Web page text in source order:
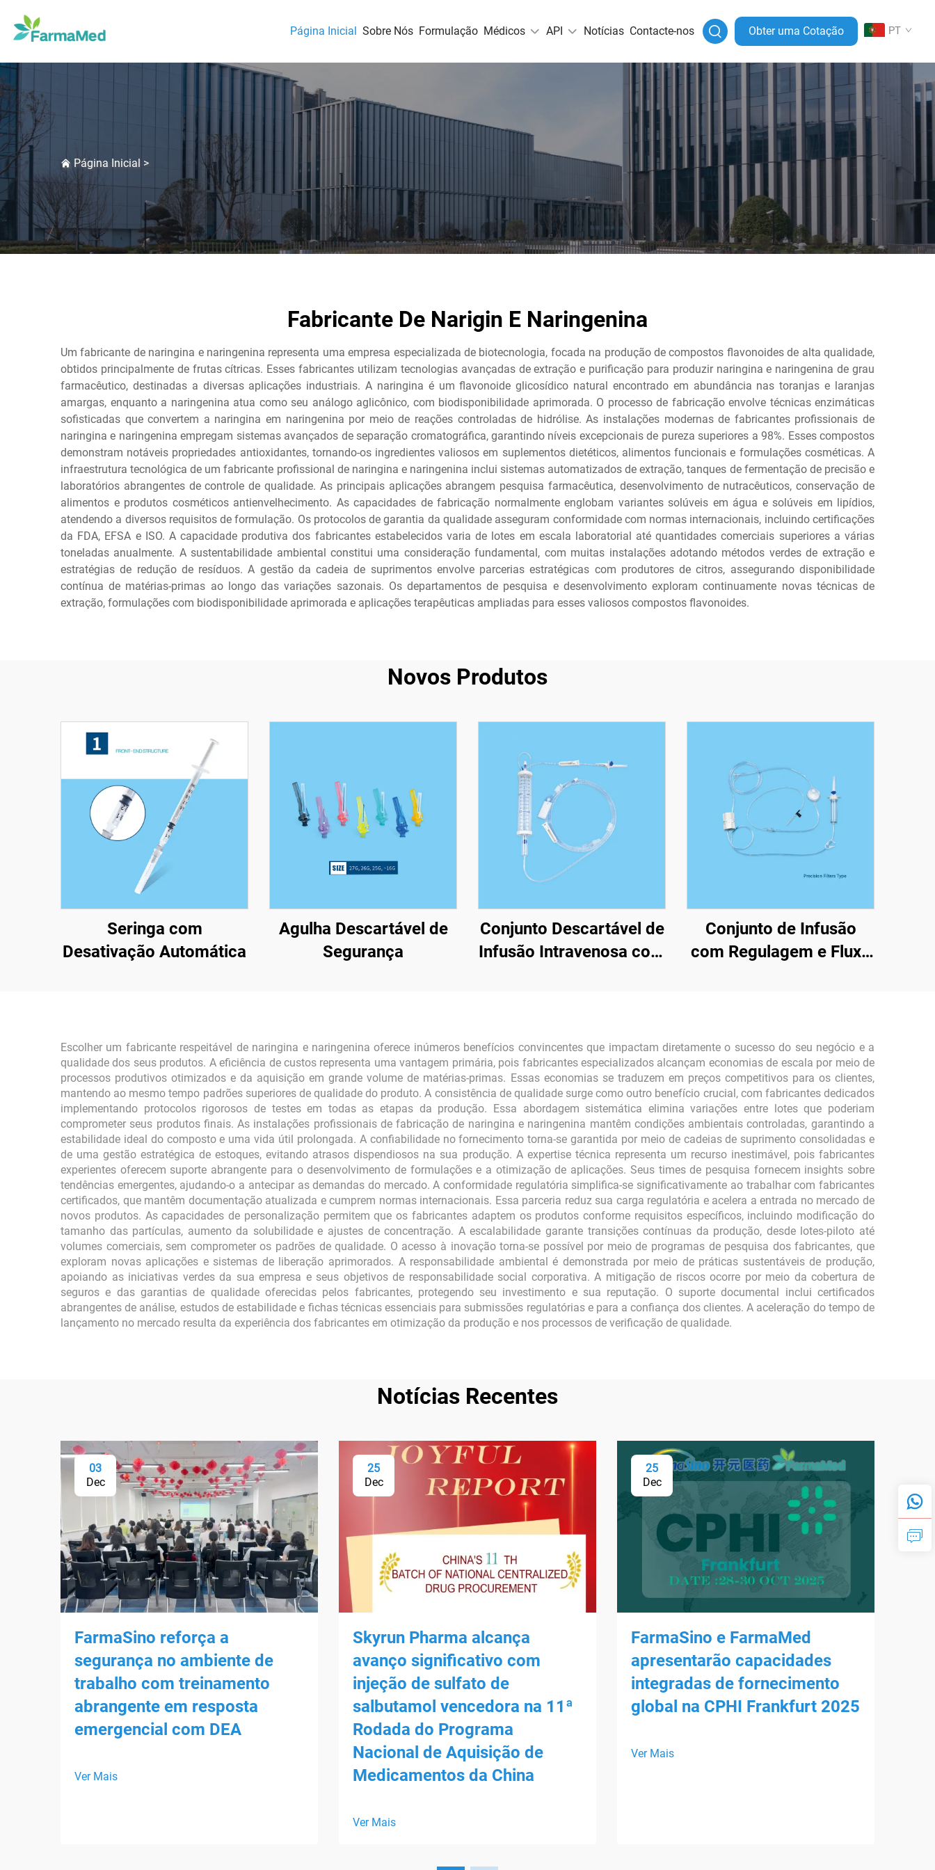
Página Inicial Sobre Nós Formulação Médicos API Notícias Contacte-nos Obter uma Cotação PT
Página Inicial >
Fabricante De Narigin E Naringenina
Um fabricante de naringina e naringenina representa uma empresa especializada de biotecnologia, focada na produção de compostos flavonoides de alta qualidade,
obtidos principalmente de frutas cítricas. Esses fabricantes utilizam tecnologias avançadas de extração e purificação para produzir naringina e naringenina de grau
farmacêutico, destinadas a diversas aplicações industriais. A naringina é um flavonoide glicosídico natural encontrado em abundância nas toranjas e laranjas
amargas, enquanto a naringenina atua como seu análogo aglicônico, com biodisponibilidade aprimorada. O processo de fabricação envolve técnicas enzimáticas
sofisticadas que convertem a naringina em naringenina por meio de reações controladas de hidrólise. As instalações modernas de fabricantes profissionais de
naringina e naringenina empregam sistemas avançados de separação cromatográfica, garantindo níveis excepcionais de pureza superiores a 98%. Esses compostos
demonstram notáveis propriedades antioxidantes, tornando-os ingredientes valiosos em suplementos dietéticos, alimentos funcionais e formulações cosméticas. A
infraestrutura tecnológica de um fabricante profissional de naringina e naringenina inclui sistemas automatizados de extração, tanques de fermentação de precisão e
laboratórios abrangentes de controle de qualidade. As principais aplicações abrangem pesquisa farmacêutica, desenvolvimento de nutracêuticos, conservação de
alimentos e produtos cosméticos antienvelhecimento. As capacidades de fabricação normalmente englobam variantes solúveis em água e solúveis em lipídios,
atendendo a diversos requisitos de formulação. Os protocolos de garantia da qualidade asseguram conformidade com normas internacionais, incluindo certificações
da FDA, EFSA e ISO. A capacidade produtiva dos fabricantes estabelecidos varia de lotes em escala laboratorial até quantidades comerciais superiores a várias
toneladas anualmente. A sustentabilidade ambiental constitui uma consideração fundamental, com muitas instalações adotando métodos verdes de extração e
estratégias de redução de resíduos. A gestão da cadeia de suprimentos envolve parcerias estratégicas com produtores de citros, assegurando disponibilidade
contínua de matérias-primas ao longo das variações sazonais. Os departamentos de pesquisa e desenvolvimento exploram continuamente novas técnicas de
extração, formulações com biodisponibilidade aprimorada e aplicações terapêuticas ampliadas para esses valiosos compostos flavonoides.
Novos Produtos
Seringa com
Desativação Automática
Agulha Descartável de
Segurança
Conjunto Descartável de
Infusão Intravenosa com
Conjunto de Infusão
com Regulagem e Fluxo
Escolher um fabricante respeitável de naringina e naringenina oferece inúmeros benefícios convincentes que impactam diretamente o sucesso do seu negócio e a
qualidade dos seus produtos. A eficiência de custos representa uma vantagem primária, pois fabricantes especializados alcançam economias de escala por meio de
processos produtivos otimizados e da aquisição em grande volume de matérias-primas. Essas economias se traduzem em preços competitivos para os clientes,
mantendo ao mesmo tempo padrões superiores de qualidade do produto. A consistência de qualidade surge como outro benefício crucial, com fabricantes dedicados
implementando protocolos rigorosos de testes em todas as etapas da produção. Essa abordagem sistemática elimina variações entre lotes que poderiam
comprometer seus produtos finais. As instalações profissionais de fabricação de naringina e naringenina mantêm condições ambientais controladas, garantindo a
estabilidade ideal do composto e uma vida útil prolongada. A confiabilidade no fornecimento torna-se garantida por meio de cadeias de suprimento consolidadas e
de uma gestão estratégica de estoques, evitando atrasos dispendiosos na sua produção. A expertise técnica representa um recurso inestimável, pois fabricantes
experientes oferecem suporte abrangente para o desenvolvimento de formulações e a otimização de aplicações. Seus times de pesquisa fornecem insights sobre
tendências emergentes, ajudando-o a antecipar as demandas do mercado. A conformidade regulatória simplifica-se significativamente ao trabalhar com fabricantes
certificados, que mantêm documentação atualizada e cumprem normas internacionais. Essa parceria reduz sua carga regulatória e acelera a entrada no mercado de
novos produtos. As capacidades de personalização permitem que os fabricantes adaptem os produtos conforme requisitos específicos, incluindo modificação do
tamanho das partículas, aumento da solubilidade e ajustes de concentração. A escalabilidade garante transições contínuas da produção, desde lotes-piloto até
volumes comerciais, sem comprometer os padrões de qualidade. O acesso à inovação torna-se possível por meio de programas de pesquisa dos fabricantes, que
exploram novas aplicações e sistemas de liberação aprimorados. A responsabilidade ambiental é demonstrada por meio de práticas sustentáveis de produção,
apoiando as iniciativas verdes da sua empresa e seus objetivos de responsabilidade social corporativa. A mitigação de riscos ocorre por meio da cobertura de
seguros e das garantias de qualidade oferecidas pelos fabricantes, protegendo seu investimento e sua reputação. O suporte documental inclui certificados
abrangentes de análise, estudos de estabilidade e fichas técnicas essenciais para submissões regulatórias e para a confiança dos clientes. A aceleração do tempo de
lançamento no mercado resulta da experiência dos fabricantes em otimização da produção e nos processos de verificação de qualidade.
Notícias Recentes
03
Dec
FarmaSino reforça a
segurança no ambiente de
trabalho com treinamento
abrangente em resposta
emergencial com DEA
Ver Mais
25
Dec
Skyrun Pharma alcança
avanço significativo com
injeção de sulfato de
salbutamol vencedora na 11ª
Rodada do Programa
Nacional de Aquisição de
Medicamentos da China
Ver Mais
25
Dec
FarmaSino e FarmaMed
apresentarão capacidades
integradas de fornecimento
global na CPHI Frankfurt 2025
Ver Mais